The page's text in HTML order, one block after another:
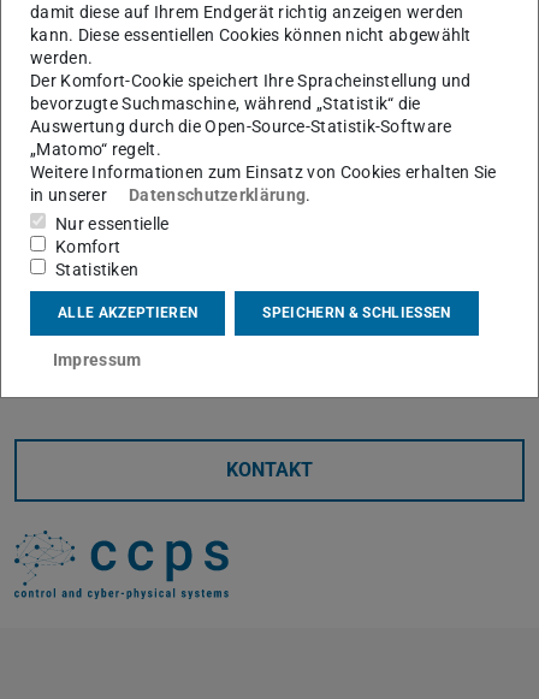
Das Thema der Doktorarbeit von Herrn Steinke lautet:
„Optimizing Motion Comfort in Automated Driving:
Motion Sickness Reduction and Augmented Trajectory
Planning“
Die Prüfungskommission setzte sich wie folgt
zusammen:
Vorsitz:Herr Prof. Dr.-Ing. Tran Quoc Khanh
Referierende:
Prüfer:Herr Prof. Dr.-Ing. Michael Muma
Wir alle gratulieren Alexander Steinke sehr herzlich!
KONTAKT
damit diese auf Ihrem Endgerät richtig anzeigen werden
kann. Diese essentiellen Cookies können nicht abgewählt
werden.
Der Komfort-Cookie speichert Ihre Spracheinstellung und
bevorzugte Suchmaschine, während „Statistik“ die
Auswertung durch die Open-Source-Statistik-Software
„Matomo“ regelt.
Weitere Informationen zum Einsatz von Cookies erhalten Sie
in unserer
Datenschutzerklärung.
Nur essentielle
Komfort
Statistiken
ALLE AKZEPTIEREN SPEICHERN & SCHLIESSEN
Impressum